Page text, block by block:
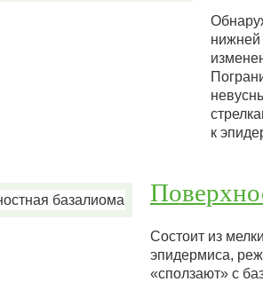
нижней
к
Состоит из
эпидермиса,
«сползают» с